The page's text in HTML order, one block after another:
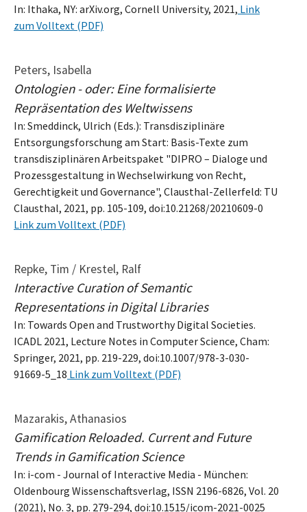
In: Ithaka, NY: arXiv.org, Cornell University, 2021, Link
zum Volltext (PDF)
Peters, Isabella
Ontologien - oder: Eine formalisierte
Repräsentation des Weltwissens
In: Smeddinck, Ulrich (Eds.): Transdisziplinäre
Entsorgungsforschung am Start: Basis-Texte zum
transdisziplinären Arbeitspaket "DIPRO – Dialoge und
Prozessgestaltung in Wechselwirkung von Recht,
Gerechtigkeit und Governance", Clausthal-Zellerfeld: TU
Clausthal, 2021, pp. 105-109, doi:10.21268/20210609-0
Link zum Volltext (PDF)
Repke, Tim / Krestel, Ralf
Interactive Curation of Semantic
Representations in Digital Libraries
In: Towards Open and Trustworthy Digital Societies.
ICADL 2021, Lecture Notes in Computer Science, Cham:
Springer, 2021, pp. 219-229, doi:10.1007/978-3-030-
91669-5_18 Link zum Volltext (PDF)
Mazarakis, Athanasios
Gamification Reloaded. Current and Future
Trends in Gamification Science
In: i-com - Journal of Interactive Media - München:
Oldenbourg Wissenschaftsverlag, ISSN 2196-6826, Vol. 20
(2021), No. 3, pp. 279-294, doi:10.1515/icom-2021-0025